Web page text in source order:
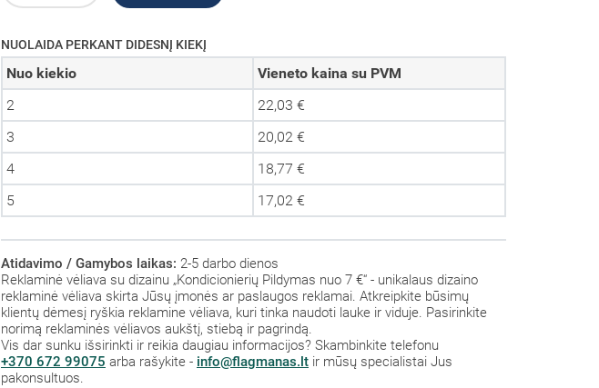
NUOLAIDA PERKANT DIDESNĮ KIEKĮ
Nuo kiekio
Vieneto kaina su PVM
2
22,03 €
3
20,02 €
4
18,77 €
5
17,02 €
Atidavimo / Gamybos laikas: 2-5 darbo dienos
Reklaminė vėliava su dizainu „Kondicionierių Pildymas nuo 7 €“ - unikalaus dizaino
reklaminė vėliava skirta Jūsų įmonės ar paslaugos reklamai. Atkreipkite būsimų
klientų dėmesį ryškia reklamine vėliava, kuri tinka naudoti lauke ir viduje. Pasirinkite
norimą reklaminės vėliavos aukštį, stiebą ir pagrindą.
Vis dar sunku išsirinkti ir reikia daugiau informacijos? Skambinkite telefonu
+370 672 99075 arba rašykite - info@flagmanas.lt ir mūsų specialistai Jus
pakonsultuos.